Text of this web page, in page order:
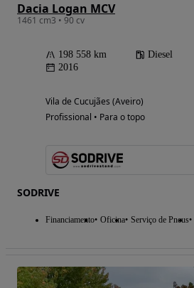
Dacia Logan MCV
1461 cm3 • 90 cv
198 558 km Diesel
2016
Vila de Cucujães (Aveiro)
Profissional • Para o topo
SODRIVE
Financiamento Oficina Serviço de Pneus